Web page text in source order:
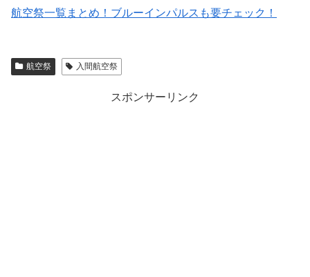
航空祭一覧まとめ！ブルーインパルスも要チェック！
航空祭 入間航空祭
スポンサーリンク